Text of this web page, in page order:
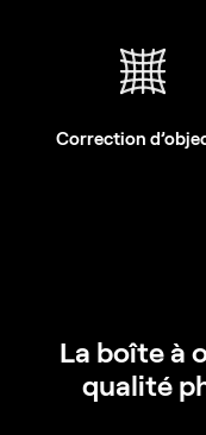
Correction
La boîte à
qualité